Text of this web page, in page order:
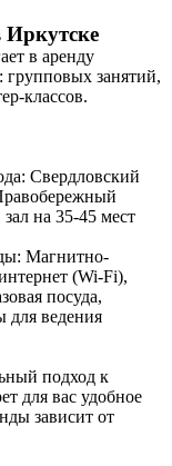
Иркутске
в аренду
групповых занятий,
классов.
Свердловский
на 35-45 мест
Магнитно-
(Wi-Fi),
посуда,
для ведения
подход к
для вас удобное
зависит от